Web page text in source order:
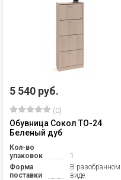
5 540 руб.
(0)
Обувница Сокол ТО-24
Беленый дуб
Кол-во
упаковок
1
Форма
поставки
В разобранном
виде